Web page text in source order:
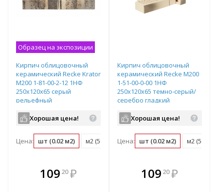
Образец на экспозиции
Кирпич облицовочный
керамический Recke Krator
М200 1-81-00-2-12 1НФ
250х120х65 серый
рельефный
Хорошая цена!
Цена: шт (0.02 м2) м2 (50 шт) поддон (480 шт)
109 20 ₽
В комплекте
всегда выгоднее!
Кирпич облицовочный
керамический Recke М200
1-51-00-0-00 1НФ
250х120х65 темно-серый/
серебро гладкий
Хорошая цена!
Цена: шт (0.02 м2) м2 (50 шт)
В комплекте
всегда выгоднее!
109 20 ₽